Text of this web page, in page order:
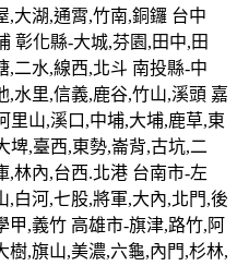
,大湖,通霄,竹南,銅鑼 台中
彰化縣-大城,芬園,田中,田
,二水,線西,北斗 南投縣-中
,水里,信義,鹿谷,竹山,溪頭 嘉
里山,溪口,中埔,大埔,鹿草,東
埤,臺西,東勢,崙背,古坑,二
,林內,台西.北港 台南市-左
,白河,七股,將軍,大內,北門,後
甲,義竹 高雄市-旗津,路竹,阿
樹,旗山,美濃,六龜,內門,杉林,